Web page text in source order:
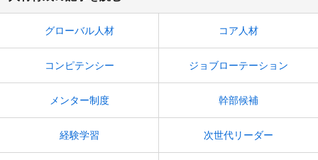
グローバル人材 コア人材
コンピテンシー ジョブローテーション
メンター制度 幹部候補
経験学習 次世代リーダー